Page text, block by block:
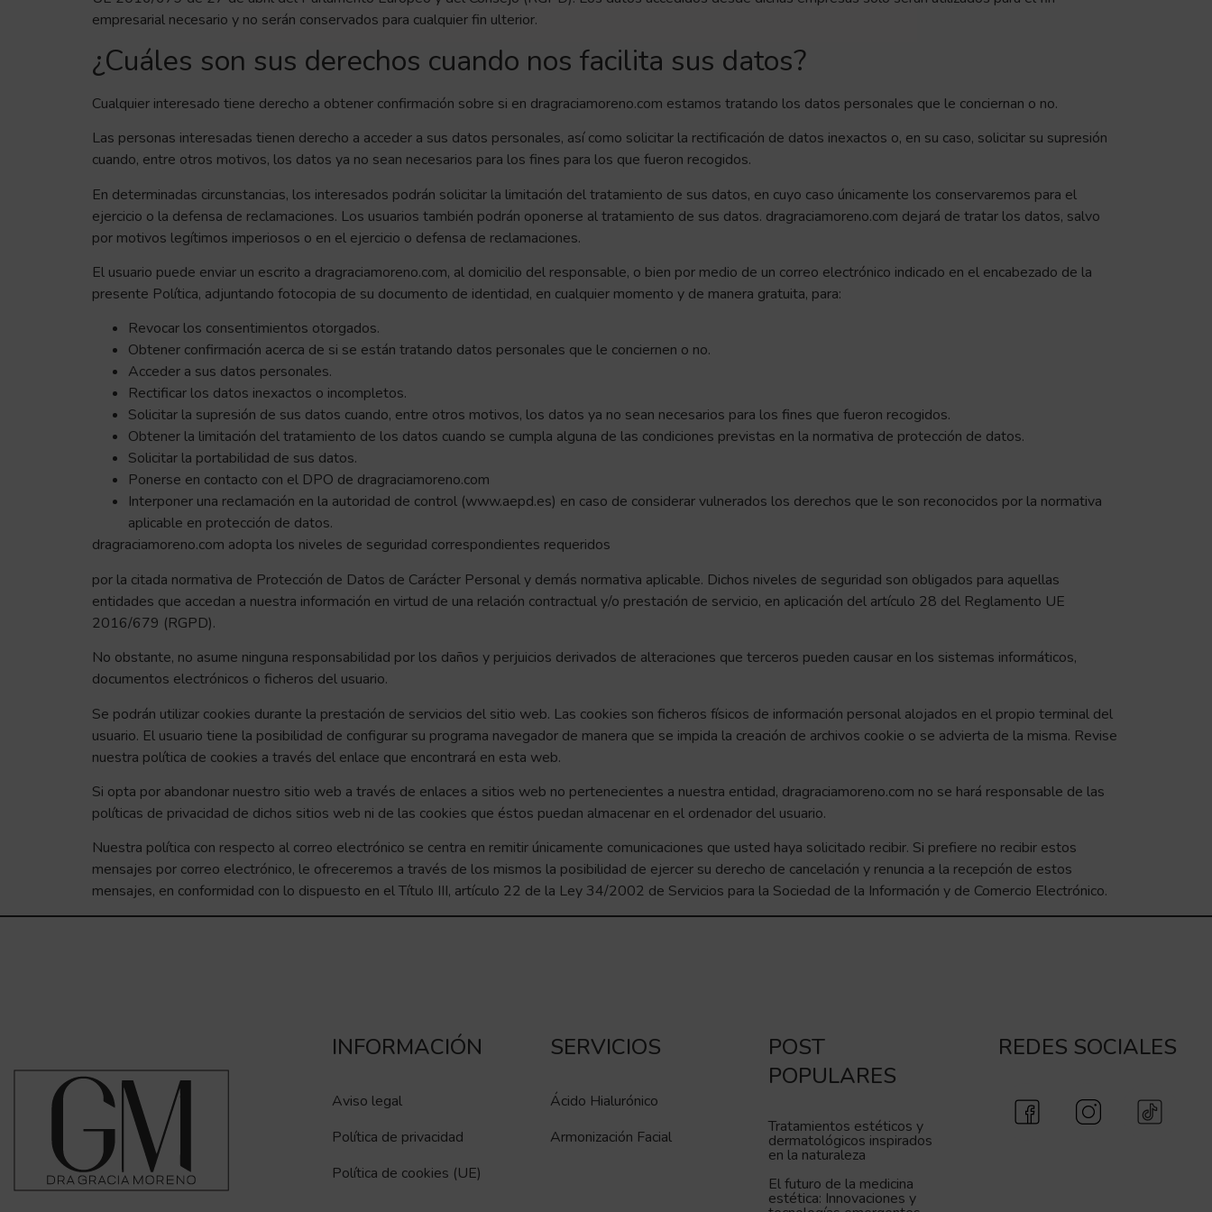
empresarial necesario y no serán conservados para cualquier fin ulterior.
¿Cuáles son sus derechos cuando nos facilita sus datos?
Cualquier interesado tiene derecho a obtener confirmación sobre si en dragraciamoreno.com estamos tratando los datos personales que le conciernan o no.
Las personas interesadas tienen derecho a acceder a sus datos personales, así como solicitar la rectificación de datos inexactos o, en su caso, solicitar su supresión
cuando, entre otros motivos, los datos ya no sean necesarios para los fines para los que fueron recogidos.
En determinadas circunstancias, los interesados podrán solicitar la limitación del tratamiento de sus datos, en cuyo caso únicamente los conservaremos para el
ejercicio o la defensa de reclamaciones. Los usuarios también podrán oponerse al tratamiento de sus datos. dragraciamoreno.com dejará de tratar los datos, salvo
por motivos legítimos imperiosos o en el ejercicio o defensa de reclamaciones.
El usuario puede enviar un escrito a dragraciamoreno.com, al domicilio del responsable, o bien por medio de un correo electrónico indicado en el encabezado de la
presente Política, adjuntando fotocopia de su documento de identidad, en cualquier momento y de manera gratuita, para:
Revocar los consentimientos otorgados.
Obtener confirmación acerca de si se están tratando datos personales que le conciernen o no.
Acceder a sus datos personales.
Rectificar los datos inexactos o incompletos.
Solicitar la supresión de sus datos cuando, entre otros motivos, los datos ya no sean necesarios para los fines que fueron recogidos.
Obtener la limitación del tratamiento de los datos cuando se cumpla alguna de las condiciones previstas en la normativa de protección de datos.
Solicitar la portabilidad de sus datos.
Ponerse en contacto con el DPO de dragraciamoreno.com
Interponer una reclamación en la autoridad de control (www.aepd.es) en caso de considerar vulnerados los derechos que le son reconocidos por la normativa
aplicable en protección de datos.
dragraciamoreno.com adopta los niveles de seguridad correspondientes requeridos
por la citada normativa de Protección de Datos de Carácter Personal y demás normativa aplicable. Dichos niveles de seguridad son obligados para aquellas
entidades que accedan a nuestra información en virtud de una relación contractual y/o prestación de servicio, en aplicación del artículo 28 del Reglamento UE
2016/679 (RGPD).
No obstante, no asume ninguna responsabilidad por los daños y perjuicios derivados de alteraciones que terceros pueden causar en los sistemas informáticos,
documentos electrónicos o ficheros del usuario.
Se podrán utilizar cookies durante la prestación de servicios del sitio web. Las cookies son ficheros físicos de información personal alojados en el propio terminal del
usuario. El usuario tiene la posibilidad de configurar su programa navegador de manera que se impida la creación de archivos cookie o se advierta de la misma. Revise
nuestra política de cookies a través del enlace que encontrará en esta web.
Si opta por abandonar nuestro sitio web a través de enlaces a sitios web no pertenecientes a nuestra entidad, dragraciamoreno.com no se hará responsable de las
políticas de privacidad de dichos sitios web ni de las cookies que éstos puedan almacenar en el ordenador del usuario.
Nuestra política con respecto al correo electrónico se centra en remitir únicamente comunicaciones que usted haya solicitado recibir. Si prefiere no recibir estos
mensajes por correo electrónico, le ofreceremos a través de los mismos la posibilidad de ejercer su derecho de cancelación y renuncia a la recepción de estos
mensajes, en conformidad con lo dispuesto en el Título III, artículo 22 de la Ley 34/2002 de Servicios para la Sociedad de la Información y de Comercio Electrónico.
INFORMACIÓN
Aviso legal
Política de privacidad
Política de cookies (UE)
SERVICIOS
Ácido Hialurónico
Armonización Facial
POST
POPULARES
Tratamientos estéticos y
dermatológicos inspirados
en la naturaleza
El futuro de la medicina
estética: Innovaciones y
REDES SOCIALES